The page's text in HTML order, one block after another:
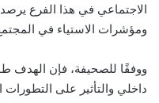
الاجتماعي في هذا الفرع
ومؤشرات الاستياء في المجتمع
ووفقًا للصحيفة، فإن الهدف
داخلي والتأثير على